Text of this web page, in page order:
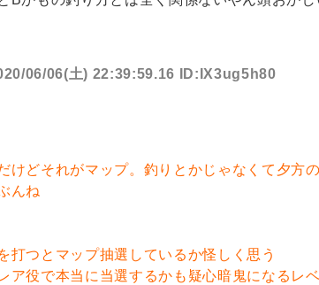
06/06(土) 22:39:59.16 ID:IX3ug5h80
けどそれがマップ。釣りとかじゃなくて夕方
んね
打つとマップ抽選しているか怪しく思う
ア役で本当に当選するかも疑心暗鬼になるレ